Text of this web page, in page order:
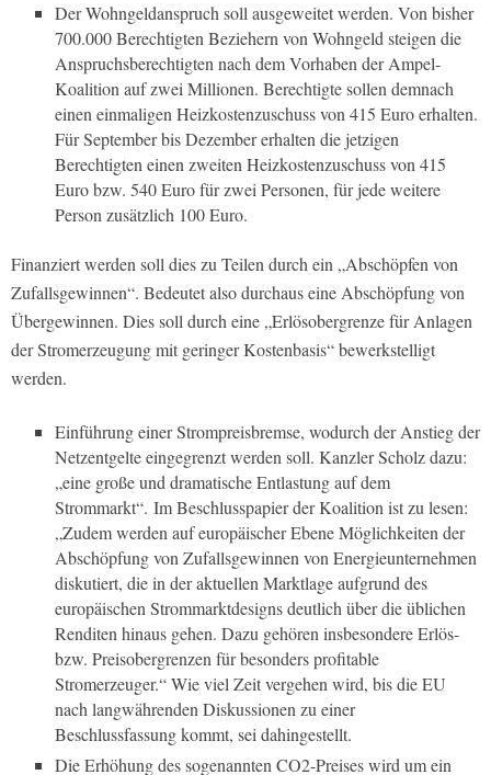
Der Wohngeldanspruch soll ausgeweitet werden. Von bisher
700.000 Berechtigten Beziehern von Wohngeld steigen die
Anspruchsberechtigten nach dem Vorhaben der Ampel-
Koalition auf zwei Millionen. Berechtigte sollen demnach
einen einmaligen Heizkostenzuschuss von 415 Euro erhalten.
Für September bis Dezember erhalten die jetzigen
Berechtigten einen zweiten Heizkostenzuschuss von 415
Euro bzw. 540 Euro für zwei Personen, für jede weitere
Person zusätzlich 100 Euro.
Finanziert werden soll dies zu Teilen durch ein „Abschöpfen von
Zufallsgewinnen“. Bedeutet also durchaus eine Abschöpfung von
Übergewinnen. Dies soll durch eine „Erlösobergrenze für Anlagen
der Stromerzeugung mit geringer Kostenbasis“ bewerkstelligt
werden.
Einführung einer Strompreisbremse, wodurch der Anstieg der
Netzentgelte eingegrenzt werden soll. Kanzler Scholz dazu:
„eine große und dramatische Entlastung auf dem
Strommarkt“. Im Beschlusspapier der Koalition ist zu lesen:
„Zudem werden auf europäischer Ebene Möglichkeiten der
Abschöpfung von Zufallsgewinnen von Energieunternehmen
diskutiert, die in der aktuellen Marktlage aufgrund des
europäischen Strommarktdesigns deutlich über die üblichen
Renditen hinaus gehen. Dazu gehören insbesondere Erlös-
bzw. Preisobergrenzen für besonders profitable
Stromerzeuger.“ Wie viel Zeit vergehen wird, bis die EU
nach langwährenden Diskussionen zu einer
Beschlussfassung kommt, sei dahingestellt.
Die Erhöhung des sogenannten CO2-Preises wird um ein